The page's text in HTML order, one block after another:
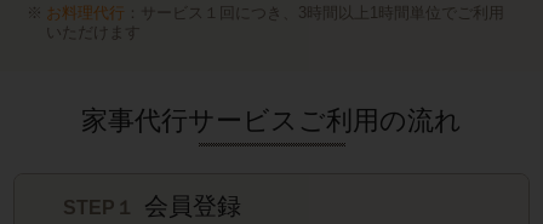
お料理代行 ：サービス１回につき、3時間以上1時間単位でご利用
いただけます
家事代行サービスご利用の流れ
STEP１ 会員登録